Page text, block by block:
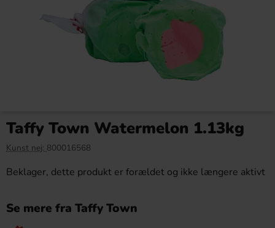
Taffy Town Watermelon 1.13kg
Kunst nej: 800016568
Beklager, dette produkt er forældet og ikke længere aktivt
Se mere fra Taffy Town